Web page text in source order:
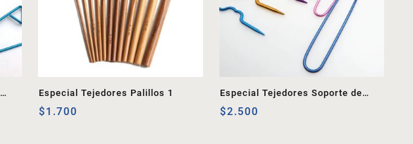
Especial Tejedores Palillos 1
$1.700
Especial Tejedores Soporte de
Punto 2
$2.500